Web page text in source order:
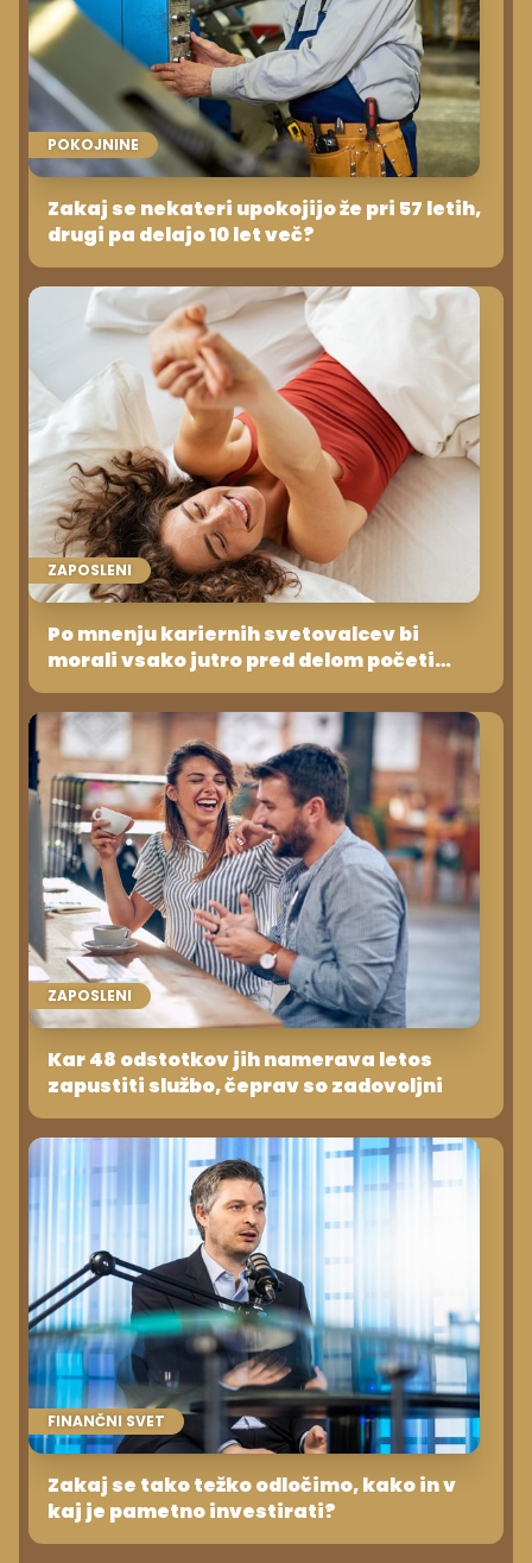
POKOJNINE
Zakaj se nekateri upokojijo že pri 57 letih,
drugi pa delajo 10 let več?
ZAPOSLENI
Po mnenju kariernih svetovalcev bi
morali vsako jutro pred delom početi
ZAPOSLENI
Kar 48 odstotkov jih namerava letos
zapustiti službo, čeprav so zadovoljni
FINANČNI SVET
Zakaj se tako težko odločimo, kako in v
kaj je pametno investirati?